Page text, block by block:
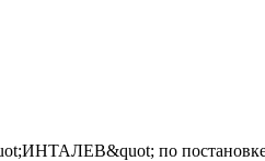
по постановке